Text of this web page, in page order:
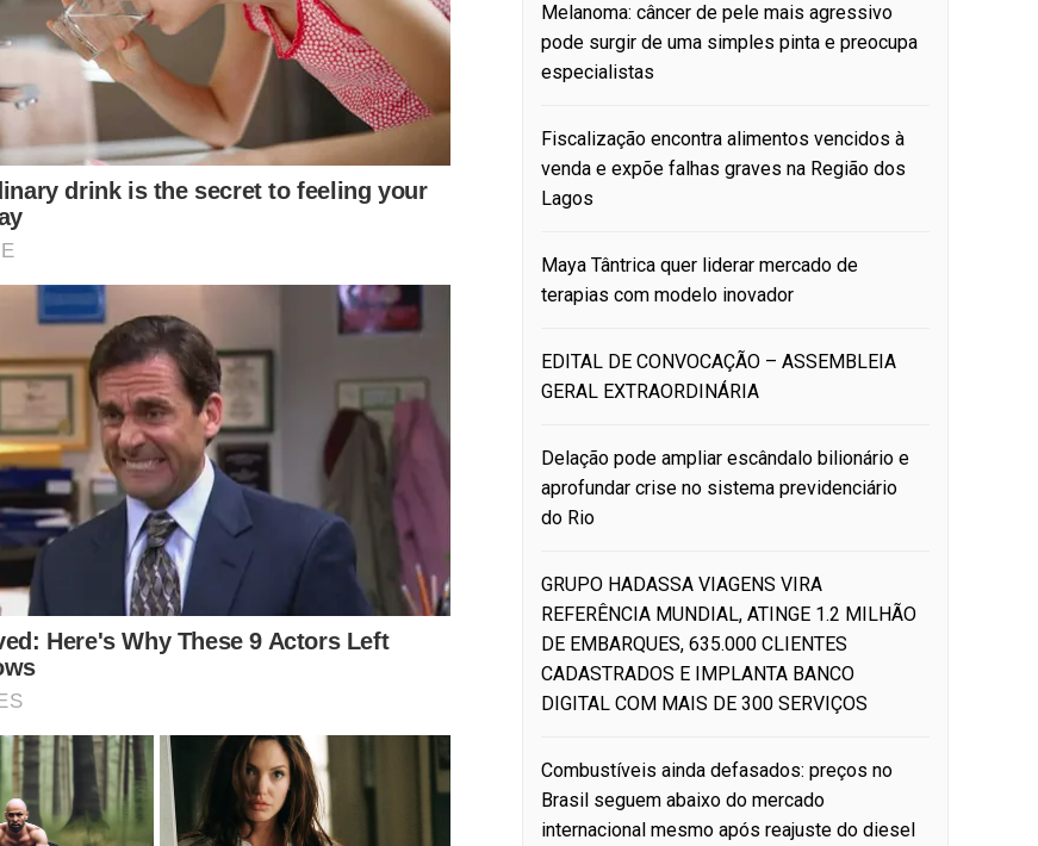
Melanoma: câncer de pele mais agressivo
pode surgir de uma simples pinta e preocupa
especialistas
Fiscalização encontra alimentos vencidos à
venda e expõe falhas graves na Região dos
Lagos
Maya Tântrica quer liderar mercado de
terapias com modelo inovador
EDITAL DE CONVOCAÇÃO – ASSEMBLEIA
GERAL EXTRAORDINÁRIA
Delação pode ampliar escândalo bilionário e
aprofundar crise no sistema previdenciário
do Rio
GRUPO HADASSA VIAGENS VIRA
REFERÊNCIA MUNDIAL, ATINGE 1.2 MILHÃO
DE EMBARQUES, 635.000 CLIENTES
CADASTRADOS E IMPLANTA BANCO
DIGITAL COM MAIS DE 300 SERVIÇOS
Combustíveis ainda defasados: preços no
Brasil seguem abaixo do mercado
internacional mesmo após reajuste do diesel